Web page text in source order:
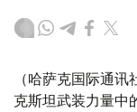
（哈萨克国际通
克斯坦武装力量中